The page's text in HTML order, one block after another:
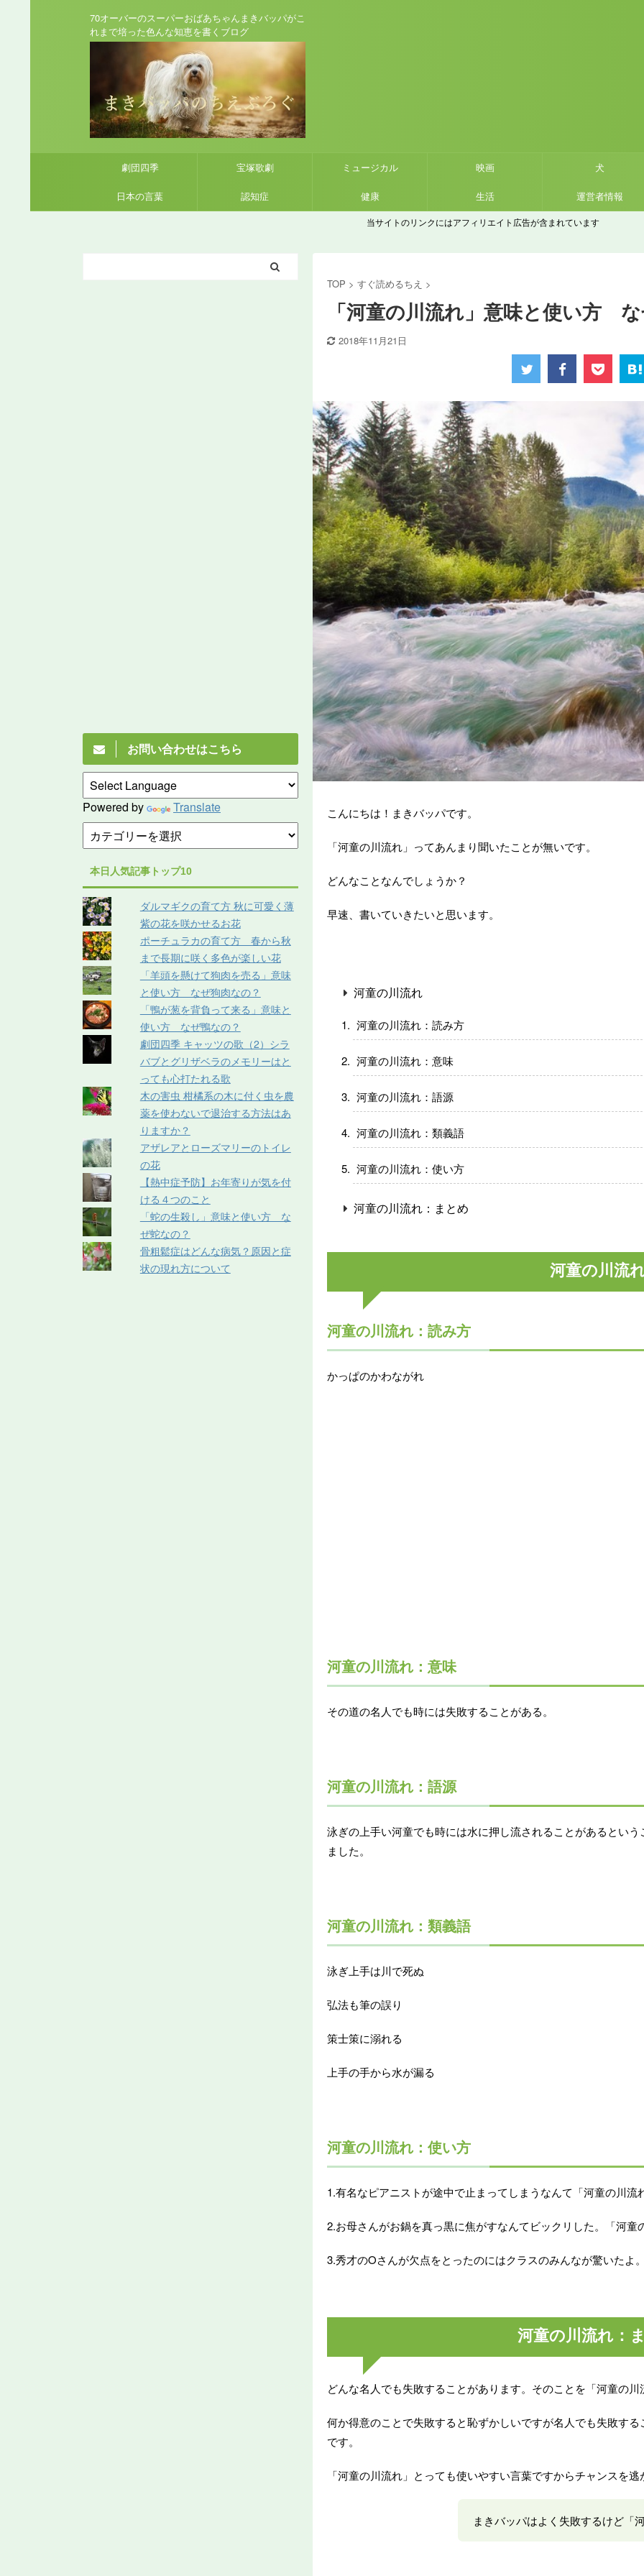
70オーバーのスーパーおばあちゃんまきバッパがこ
れまで培った色んな知恵を書くブログ
劇団四季 宝塚歌劇 ミュージカル 映画 犬
日本の言葉 認知症 健康 生活 運営者情報
当サイトのリンクにはアフィリエイト広告が含まれています
TOP > すぐ読めるちえ >
「河童の川流れ」意味と使い方
2018年11月21日
こんにちは！まきバッパです。
「河童の川流れ」ってあんまり聞いたことが無いです。
どんなことなんでしょうか？
早速、書いていきたいと思います。
河童の川流れ
河童の川流れ：読み方
河童の川流れ：意味
河童の川流れ：語源
河童の川流れ：類義語
河童の川流れ：使い方
河童の川流れ：まとめ
河童の川流
河童の川流れ：読み方
かっぱのかわながれ
河童の川流れ：意味
その道の名人でも時には失敗することがある。
河童の川流れ：語源
泳ぎの上手い河童でも時には水に押し流されることがあるとい
ました。
河童の川流れ：類義語
泳ぎ上手は川で死ぬ
弘法も筆の誤り
策士策に溺れる
上手の手から水が漏る
河童の川流れ：使い方
1.有名なピアニストが途中で止まってしまうなんて「河童の川流
2.お母さんがお鍋を真っ黒に焦がすなんてビックリした。「河童
3.秀才のOさんが欠点をとったのにはクラスのみんなが驚いたよ
河童の川流れ：
どんな名人でも失敗することがあります。そのことを「河童の
何か得意のことで失敗すると恥ずかしいですが名人でも失敗す
です。
「河童の川流れ」とっても使いやすい言葉ですからチャンスを
まきバッパはよく失敗するけど「
お問い合わせはこちら
Powered by Translate
本日人気記事トップ10
ダルマギクの育て方 秋に可愛く薄
紫の花を咲かせるお花
ポーチュラカの育て方 春から秋
まで長期に咲く多色が楽しい花
「羊頭を懸けて狗肉を売る」意味
と使い方 なぜ狗肉なの？
「鴨が葱を背負って来る」意味と
使い方 なぜ鴨なの？
劇団四季 キャッツの歌（2）シラ
バブとグリザベラのメモリーはと
っても心打たれる歌
木の害虫 柑橘系の木に付く虫を農
薬を使わないで退治する方法はあ
りますか？
アザレアとローズマリーのトイレ
の花
【熱中症予防】お年寄りが気を付
ける４つのこと
「蛇の生殺し」意味と使い方 な
ぜ蛇なの？
骨粗鬆症はどんな病気？原因と症
状の現れ方について